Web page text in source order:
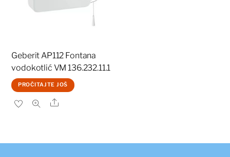
Geberit AP112 Fontana
vodokotlić VM 136.232.11.1
PROČITAJTE JOŠ
Share